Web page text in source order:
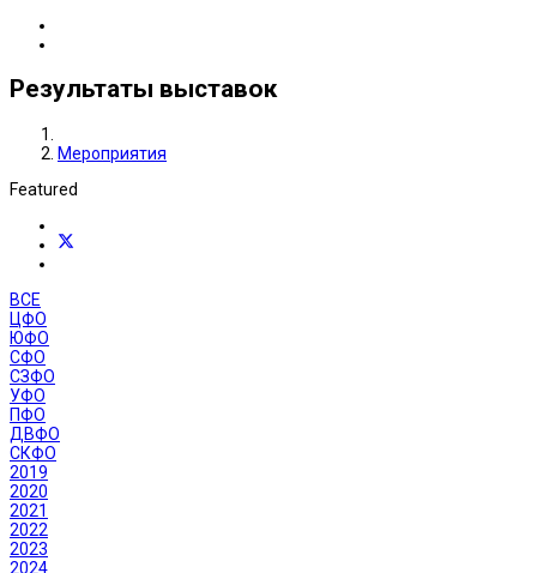
Результаты выставок
Мероприятия
Featured
ВСЕ
ЦФО
ЮФО
СФО
СЗФО
УФО
ПФО
ДВФО
СКФО
2019
2020
2021
2022
2023
2024